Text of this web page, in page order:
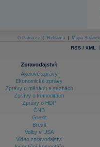
O Patria.cz Reklama Mapa Stránek
RSS / XML |
Zpravodajství:
Akciové zprávy
Ekonomické zprávy
Zprávy o měnách a sazbách
Zprávy o komoditách
Zprávy o HDP
ČNB
Grexit
Brexit
Volby v USA
Video zpravodajství